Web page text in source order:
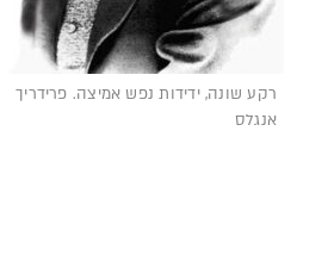
רקע שונה, ידידות נפש אמיצה. פרידריך
אנגלס